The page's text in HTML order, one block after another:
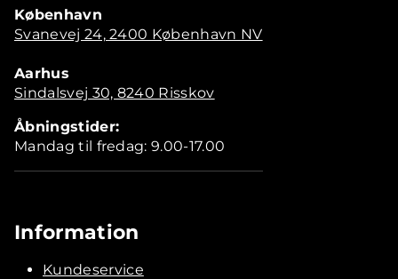
København
Svanevej 24, 2400 København NV
Aarhus
Sindalsvej 30, 8240 Risskov
Åbningstider:
Mandag til fredag: 9.00-17.00
Information
Kundeservice